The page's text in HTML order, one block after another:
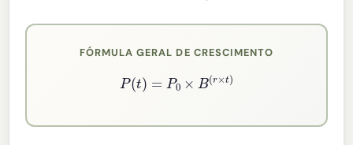
FÓRMULA GERAL DE CRESCIMENTO
P(t P0 (r×t)